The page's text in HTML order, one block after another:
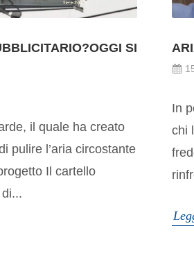
SI
il quale ha creato
pulire l’aria circostante
Il cartello
In
chi